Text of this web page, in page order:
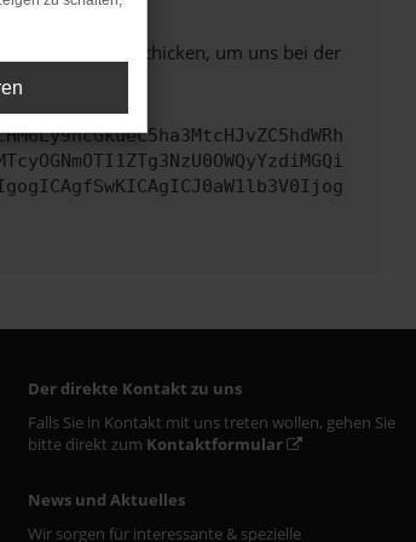
diesen Text schicken, um uns bei der
Der direkte Kontakt zu uns
Falls Sie in Kontakt mit uns treten wollen, gehen Sie
bitte direkt zum Kontaktformular
News und Aktuelles
Wir sorgen für interessante & spezielle